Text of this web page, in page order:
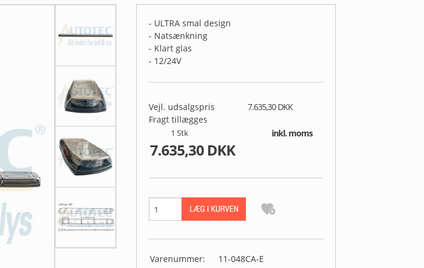
- ULTRA smal design
- Natsænkning
- Klart glas
- 12/24V
Vejl. udsalgspris
Fragt tillægges
7.635,30 DKK
1 Stk inkl. moms
7.635,30 DKK
Varenummer: 11-048CA-E